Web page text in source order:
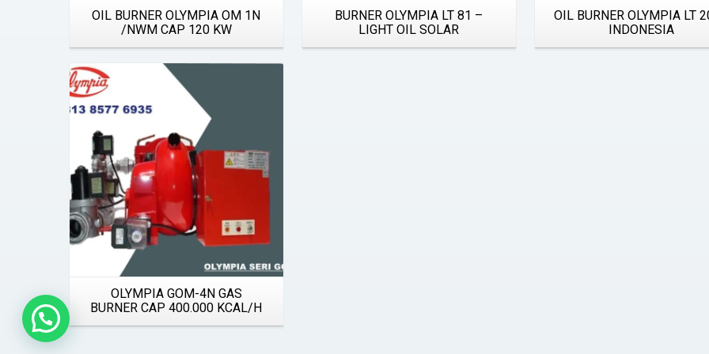
OIL BURNER OLYMPIA OM 1N
/NWM CAP 120 KW
BURNER OLYMPIA LT 81 –
LIGHT OIL SOLAR
OIL BURNER OLYMPIA LT
INDONESIA
OLYMPIA GOM-4N GAS
BURNER CAP 400.000 KCAL/H